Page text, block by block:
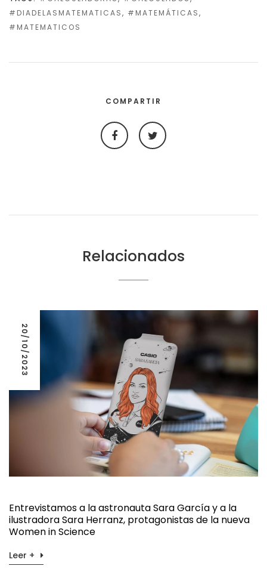
DIADELASMATEMATICAS, MATEMÁTICAS,
MATEMATICOS
COMPARTIR
Relacionados
20/10/2023
Entrevistamos a la astronauta Sara García y a la
ilustradora Sara Herranz, protagonistas de la nueva
Women in Science
Leer +